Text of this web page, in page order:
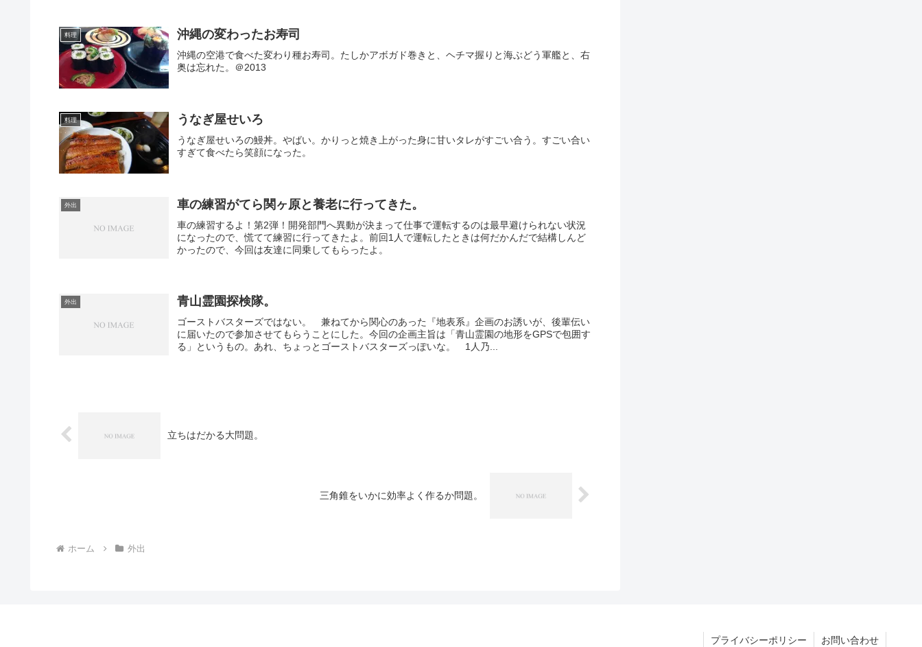
料理 沖縄の変わったお寿司
沖縄の空港で食べた変わり種お寿司。たしかアボガド巻きと、ヘチマ握りと海ぶどう軍艦と、右
奥は忘れた。＠2013
料理 うなぎ屋せいろ
うなぎ屋せいろの鰻丼。やばい。かりっと焼き上がった身に甘いタレがすごい合う。すごい合い
すぎて食べたら笑顔になった。
外出 車の練習がてら関ヶ原と養老に行ってきた。
車の練習するよ！第2弾！開発部門へ異動が決まって仕事で運転するのは最早避けられない状況
になったので、慌てて練習に行ってきたよ。前回1人で運転したときは何だかんだで結構しんど
かったので、今回は友達に同乗してもらったよ。
外出 青山霊園探検隊。
ゴーストバスターズではない。 兼ねてから関心のあった『地表系』企画のお誘いが、後輩伝い
に届いたので参加させてもらうことにした。今回の企画主旨は「青山霊園の地形をGPSで包囲す
る」というもの。あれ、ちょっとゴーストバスターズっぽいな。 1人乃...
立ちはだかる大問題。
三角錐をいかに効率よく作るか問題。
ホーム 外出
プライバシーポリシー お問い合わせ